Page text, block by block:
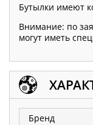
Бутылки имеют
Внимание: по
могут иметь
Бренд